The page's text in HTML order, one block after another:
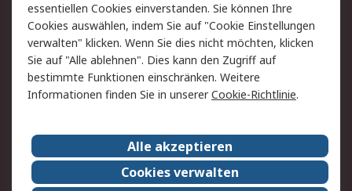
RS Verkaufs- und
Lieferbedingungen
Datenschutz
Cookie-Richtlinie
Zahlungsbedingungen
Impressum
Webseite Konditionen
RS weltweit
Karriere bei RS
Nachhaltigkeit
essentiellen Cookies einverstanden. Sie können Ihre
Cookies auswählen, indem Sie auf "Cookie Einstellungen
verwalten" klicken. Wenn Sie dies nicht möchten, klicken
Sie auf "Alle ablehnen". Dies kann den Zugriff auf
bestimmte Funktionen einschränken. Weitere
Informationen finden Sie in unsererCookie-Richtlinie.
Alle akzeptieren
Cookies verwalten